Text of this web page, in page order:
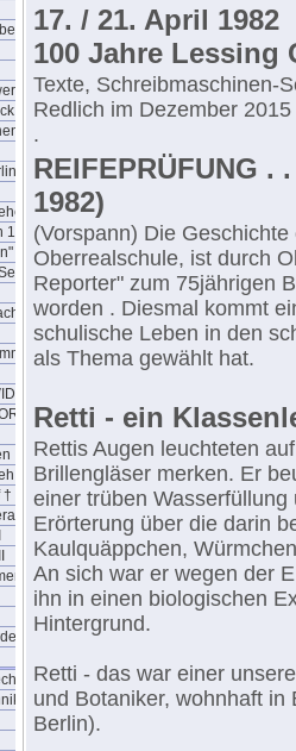
1936
†
17. / 21. April 1982
100 Jahre Lessing
Texte, Schreibmaschinen-
Redlich im Dezember 2015
.
REIFEPRÜFUNG
1982)
(Vorspann) Die
Oberrealschule, ist durch
Reporter" zum 75jährigen
worden . Diesmal kommt
schulische Leben in den
als Thema gewählt hat.
Retti - ein
Rettis Augen leuchteten
Brillengläser merken. Er
einer trüben
Erörterung über die darin
Kaulquäppchen,
An sich war er wegen der
ihn in einen biologischen
Hintergrund.
Retti - das war einer
und Botaniker, wohnhaft
Berlin).